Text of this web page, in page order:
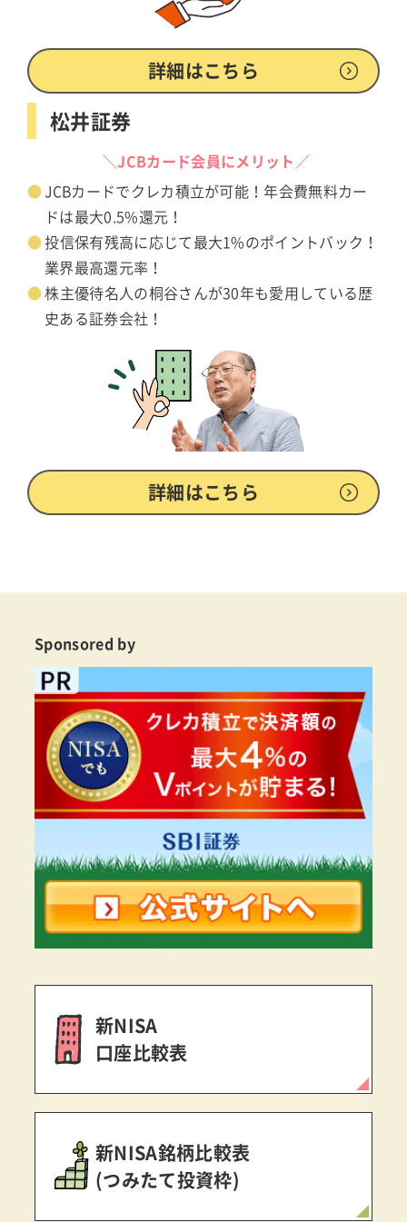
詳細はこちら
松井証券
＼JCBカード会員にメリット／
JCBカードでクレカ積立が可能！年会費無料カー
ドは最大0.5%還元！
投信保有残高に応じて最大1%のポイントバック！
業界最高還元率！
株主優待名人の桐谷さんが30年も愛用している歴
史ある証券会社！
詳細はこちら
Sponsored by
新NISA
口座比較表
新NISA銘柄比較表
(つみたて投資枠)